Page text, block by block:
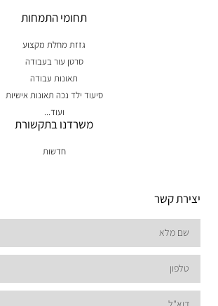
תחומי התמחות
גזזת מחלת מקצוע
סרטן עור בעבודה
תאונות עבודה
סיעוד ילד נכה תאונות אישיות
ועוד...
משרדנו בתקשורת
חדשות
יצירת קשר